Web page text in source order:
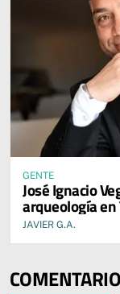
GENTE
José Ignacio
arqueología en
JAVIER G.A.